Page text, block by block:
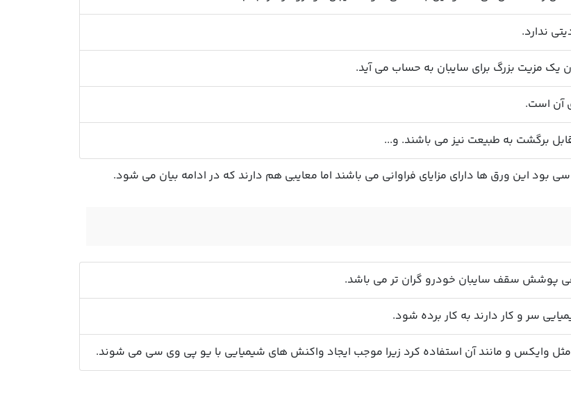
ندارد.
بزرگ برای سایبان به حساب می آید.
آن است.
برگشت به طبیعت نیز می باشند. و...
این ورق ها دارای مزایای فراوانی می باشند اما معایبی هم دارند که در ادامه بیان می شود.
پوشش سقف سایبان خودرو گران تر می باشد.
سر و کار دارند به کار برده شود.
وایکس و مانند آن استفاده کرد زیرا موجب ایجاد واکنش های شیمیایی با یو پی وی سی می شوند.